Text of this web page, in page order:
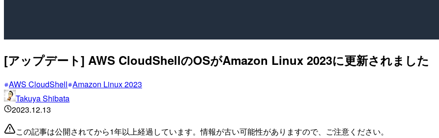
[アップデート] AWS CloudShellのOSがAmazon Linux 2023に更新されました
AWS CloudShell Amazon Linux 2023
Takuya Shibata
2023.12.13
この記事は公開されてから1年以上経過しています。情報が古い可能性がありますので、ご注意ください。